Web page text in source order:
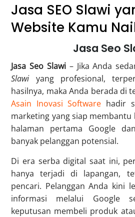
Jasa SEO Slawi
Website Kamu
Jasa Seo
Jasa Seo Slawi – Jika Anda
Slawi yang profesional,
hasilnya, maka Anda berada di
Asain Inovasi Software hadir
marketing yang siap
halaman pertama Google
banyak pelanggan potensial.
Di era serba digital saat ini,
hanya terjadi di lapangan,
pencari. Pelanggan Anda kini
informasi melalui Google
keputusan membeli produk